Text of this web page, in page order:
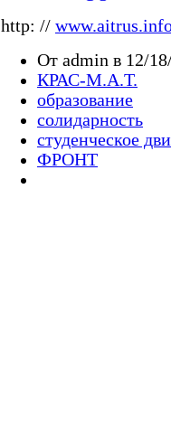
http: //
От admin в 12/
КРАС-М.А.Т.
образование
солидарность
студенческое
ФРОНТ